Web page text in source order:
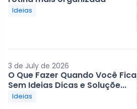
Ideias
3 de July de 2026
O Que Fazer Quando Você Fica
Sem Ideias Dicas e Soluçõe...
Ideias